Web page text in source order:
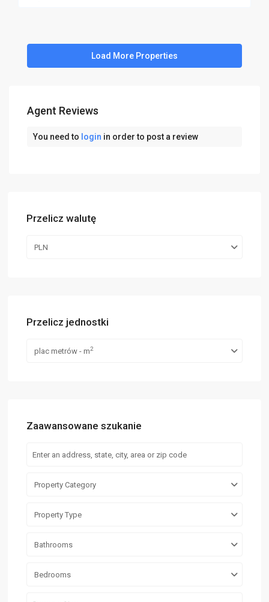
Agent Reviews
You need to login in order to post a review
Przelicz walutę
PLN
Przelicz jednostki
plac metrów - m2
Zaawansowane szukanie
Property Category
Property Type
Bathrooms
Bedrooms